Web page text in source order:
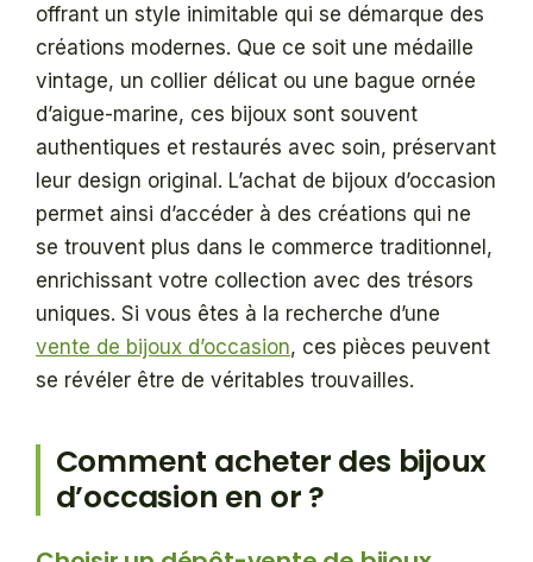
offrant un style inimitable qui se démarque des
créations modernes. Que ce soit une médaille
vintage, un collier délicat ou une bague ornée
d’aigue-marine, ces bijoux sont souvent
authentiques et restaurés avec soin, préservant
leur design original. L’achat de bijoux d’occasion
permet ainsi d’accéder à des créations qui ne
se trouvent plus dans le commerce traditionnel,
enrichissant votre collection avec des trésors
uniques. Si vous êtes à la recherche d’une
vente de bijoux d’occasion, ces pièces peuvent
se révéler être de véritables trouvailles.
Comment acheter des bijoux
d’occasion en or ?